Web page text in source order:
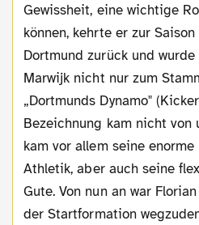
Gewissheit, eine wichtige
können, kehrte er zur
Dortmund zurück und
Marwijk nicht nur zum
„Dortmunds Dynamo"
Bezeichnung kam nicht von
kam vor allem seine enorme
Athletik, aber auch seine
Gute. Von nun an war
der Startformation